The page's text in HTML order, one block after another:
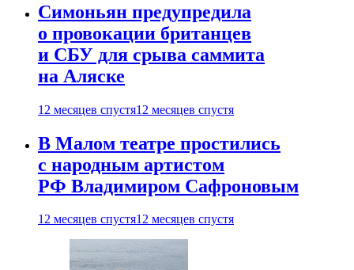
Симоньян предупредила
о провокации британцев
и СБУ для срыва саммита
на Аляске
12 месяцев спустя12 месяцев спустя
В Малом театре простились
с народным артистом
РФ Владимиром Сафроновым
12 месяцев спустя12 месяцев спустя